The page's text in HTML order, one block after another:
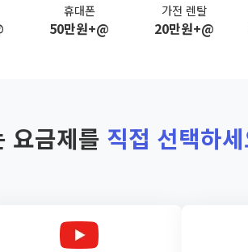
휴대폰
50만원+@
가전 렌탈
20만원+@
요금제를 직접 선택하